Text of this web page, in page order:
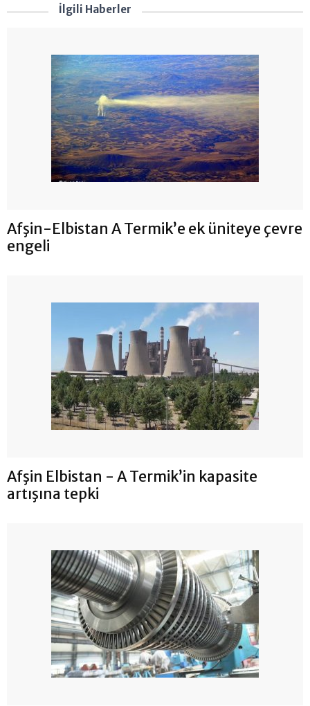
İlgili Haberler
Afşin-Elbistan A Termik’e ek üniteye çevre
engeli
Afşin Elbistan - A Termik’in kapasite
artışına tepki